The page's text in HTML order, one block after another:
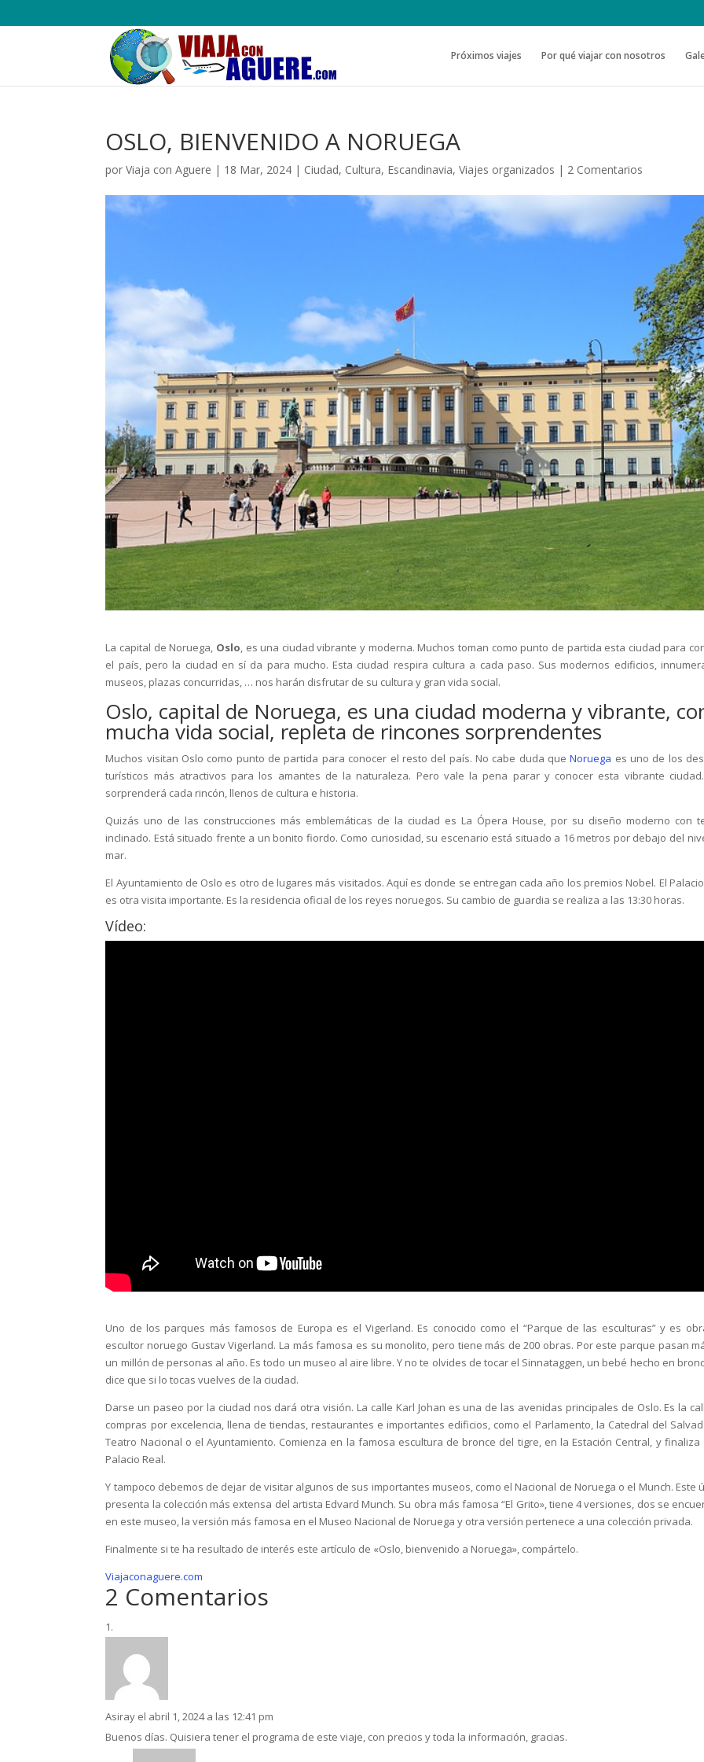
Próximos viajes Por qué viajar con nosotros
OSLO, BIENVENIDO A NORUEGA
porViaja con Aguere | 18 Mar, 2024 | Ciudad, Cultura, Escandinavia,Viajes organizados | 2 Comentarios
La capital de Noruega, Oslo, es una ciudad vibrante y moderna. Muchos toman como punto de partida esta ciudad para
el país, pero la ciudad en sí da para mucho. Esta ciudad respira cultura a cada paso. Sus modernos edificios,
museos, plazas concurridas, … nos harán disfrutar de su cultura y gran vida social.
Oslo, capital de Noruega, es una ciudad moderna y vibrante,
mucha vida social, repleta de rincones sorprendentes
Muchos visitan Oslo como punto de partida para conocer el resto del país. No cabe duda queNoruega es uno de los
turísticos más atractivos para los amantes de la naturaleza. Pero vale la pena parar y conocer esta vibrante
sorprenderá cada rincón, llenos de cultura e historia.
Quizás uno de las construcciones más emblemáticas de la ciudad es La Ópera House, por su diseño moderno con
inclinado. Está situado frente a un bonito fiordo. Como curiosidad, su escenario está situado a 16 metros por debajo del
mar.
El Ayuntamiento de Oslo es otro de lugares más visitados. Aquí es donde se entregan cada año los premios Nobel. El
es otra visita importante. Es la residencia oficial de los reyes noruegos. Su cambio de guardia se realiza a las 13:30 horas.
Vídeo:
Uno de los parques más famosos de Europa es el Vigerland. Es conocido como el “Parque de las esculturas” y es
escultor noruego Gustav Vigerland. La más famosa es su monolito, pero tiene más de 200 obras. Por este parque pasan
un millón de personas al año. Es todo un museo al aire libre. Y no te olvides de tocar el Sinnataggen, un bebé hecho en
dice que si lo tocas vuelves de la ciudad.
Darse un paseo por la ciudad nos dará otra visión. La calle Karl Johan es una de las avenidas principales de Oslo. Es la
compras por excelencia, llena de tiendas, restaurantes e importantes edificios, como el Parlamento, la Catedral del
Teatro Nacional o el Ayuntamiento. Comienza en la famosa escultura de bronce del tigre, en la Estación Central, y finaliza
Palacio Real.
Y tampoco debemos de dejar de visitar algunos de sus importantes museos, como el Nacional de Noruega o el Munch. Este
presenta la colección más extensa del artista Edvard Munch. Su obra más famosa “El Grito», tiene 4 versiones, dos se
en este museo, la versión más famosa en el Museo Nacional de Noruega y otra versión pertenece a una colección privada.
Finalmente si te ha resultado de interés este artículo de «Oslo, bienvenido a Noruega», compártelo.
Viajaconaguere.com
2 Comentarios
Asiray el abril 1, 2024 a las 12:41 pm
Buenos días. Quisiera tener el programa de este viaje, con precios y toda la información, gracias.